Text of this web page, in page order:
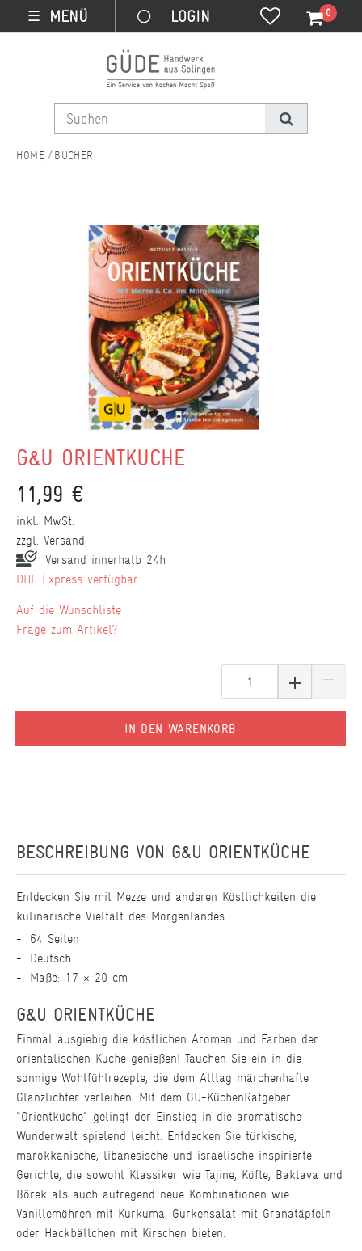
☰ MENÜ 0
BÜCHER
G&U ORIENTKÜCHE
11,99 €
inkl. MwSt.
zzgl. Versand
Versand innerhalb 24h
DHL Express verfügbar
IN DEN WARENKORB
Wunschliste
Frage zum Artikel?
BESCHREIBUNG VON G&U ORIENTKÜCHE
Entdecken Sie mit Mezze und anderen Köstlichkeiten die
kulinarische Vielfalt des Morgenlandes
64 Seiten
Deutsch
Maße: 17 × 20 cm
G&U ORIENTKÜCHE
Einmal ausgiebig die köstlichen Aromen und Farben der
orientalischen Küche genießen! Tauchen Sie ein in die
sonnige Wohlfühlrezepte, die dem Alltag märchenhafte
Glanzlichter verleihen. Mit dem GU-KüchenRatgeber
"Orientküche" gelingt der Einstieg in die aromatische
Wunderwelt spielend leicht. Entdecken Sie türkische,
marokkanische, libanesische und israelische inspirierte
Gerichte, die sowohl Klassiker wie Tajine, Köfte, Baklava und
Börek als auch aufregend neue Kombinationen wie
Vanillemöhren mit Kurkuma, Gurkensalat mit Granatäpfeln
oder Hackbällchen mit Kirschen bieten.